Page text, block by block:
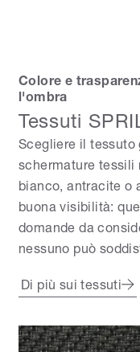
Colore e
l'ombra
Tessuti
Scegliere il tessuto
schermature tessili
bianco, antracite o
buona visibilità:
domande da
nessuno può
Di più sui tessuti